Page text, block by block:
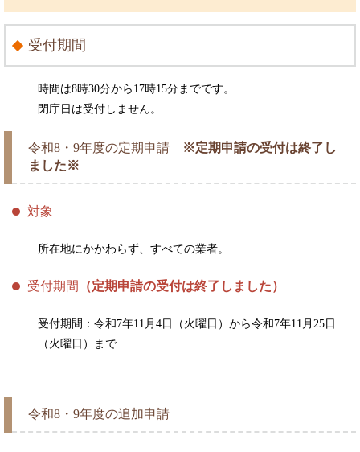
受付期間
時間は8時30分から17時15分までです。
閉庁日は受付しません。
令和8・9年度の定期申請
※定期申請の受付は終了し
ました※
対象
所在地にかかわらず、すべての業者。
受付期間 （定期申請の受付は終了しました）
受付期間：令和7年11月4日（火曜日）から令和7年11月25日
（火曜日）まで
令和8・9年度の追加申請